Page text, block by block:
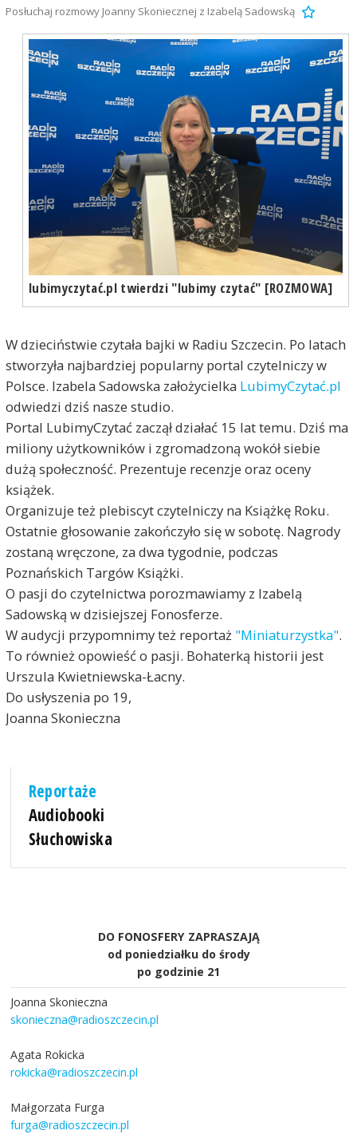
Posłuchaj rozmowy Joanny Skoniecznej z Izabelą Sadowską
lubimyczytać.pl twierdzi "lubimy czytać" [ROZMOWA]
W dzieciństwie czytała bajki w Radiu Szczecin. Po latach
stworzyła najbardziej popularny portal czytelniczy w
Polsce. Izabela Sadowska założycielka LubimyCzytać.pl
odwiedzi dziś nasze studio.
Portal LubimyCzytać zaczął działać 15 lat temu. Dziś ma
miliony użytkowników i zgromadzoną wokół siebie
dużą społeczność. Prezentuje recenzje oraz oceny
książek.
Organizuje też plebiscyt czytelniczy na Książkę Roku.
Ostatnie głosowanie zakończyło się w sobotę. Nagrody
zostaną wręczone, za dwa tygodnie, podczas
Poznańskich Targów Książki.
O pasji do czytelnictwa porozmawiamy z Izabelą
Sadowską w dzisiejszej Fonosferze.
W audycji przypomnimy też reportaż "Miniaturzystka".
To również opowieść o pasji. Bohaterką historii jest
Urszula Kwietniewska-Łacny.
Do usłyszenia po 19,
Joanna Skonieczna
Reportaże
Audiobooki
Słuchowiska
DO FONOSFERY ZAPRASZAJĄ
od poniedziałku do środy
po godzinie 21
Joanna Skonieczna
skonieczna@radioszczecin.pl
Agata Rokicka
rokicka@radioszczecin.pl
Małgorzata Furga
furga@radioszczecin.pl